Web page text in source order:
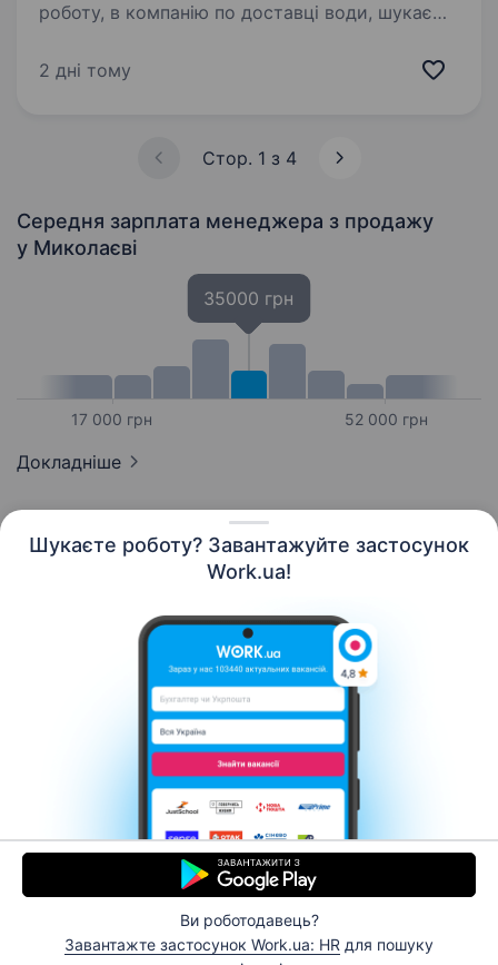
Шукаєте роботу? Завантажуйте застосунок
Work.ua!
Ви роботодавець?
Завантажте застосунок Work.ua: HR для пошуку
роботу, в компанію по доставці води, шукаємо
та оформлення замовлень від клієнтів. Вимоги:
2 дні тому
Стор. 1 з 4
Середня зарплата менеджера з продажу
у Миколаєві
17 000 грн
35000 грн
52 000 грн
Докладніше
Контакти Про нас
Кар’єра
Допомога Умови використання
© 2006–2026 Work.ua. Сервіс пошуку роботи №1 в